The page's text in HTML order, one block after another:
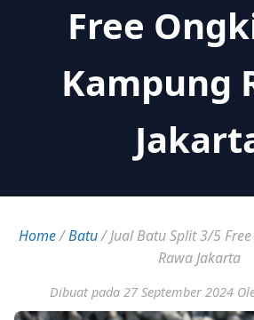
Free
Kampung
Home/Batu/Jual Batu Split 3/5
Rawa Jakarta
Dibuat pada 27 September 2024